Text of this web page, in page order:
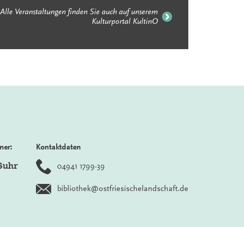
Alle Veranstaltungen finden Sie auch auf unserem
Kulturportal KultinO
Kontaktdaten
04941 1799-39
bibliothek@ostfriesischelandschaft.de